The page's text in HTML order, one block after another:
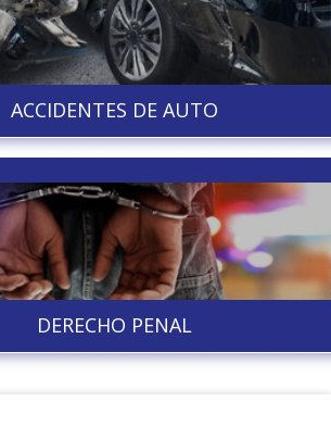
ACCIDENTES DE AUTO
DERECHO PENAL